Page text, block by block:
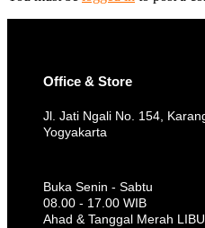
Office & Store
Jl. Jati Ngali No. 154,
Yogyakarta
Buka Senin - Sabtu
08.00 - 17.00 WIB
Ahad & Tanggal Merah